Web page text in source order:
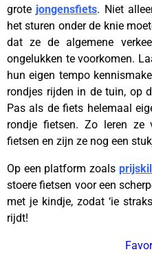
grote jongensfiets. Niet
het sturen onder de knie
dat ze de algemene
ongelukken te voorkomen.
hun eigen tempo
rondjes rijden in de tuin, op
Pas als de fiets helemaal
rondje fietsen. Zo leren ze
fietsen en zijn ze nog een
Op een platform zoals
stoere fietsen voor een
met je kindje, zodat ‘ie
rijdt!